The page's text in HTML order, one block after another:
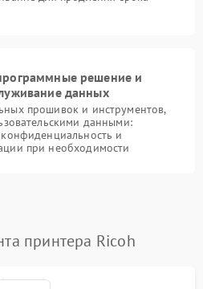
решение и
данных
прошивок и инструментов,
данными:
и
при необходимости
принтера Ricoh